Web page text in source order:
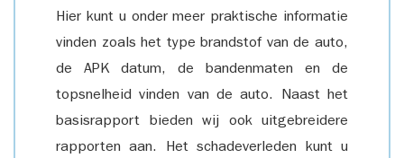
Hier kunt u onder meer praktische informatie
vinden zoals het type brandstof van de auto,
de APK datum, de bandenmaten en de
topsnelheid vinden van de auto. Naast het
basisrapport bieden wij ook uitgebreidere
rapporten aan. Het schadeverleden kunt u